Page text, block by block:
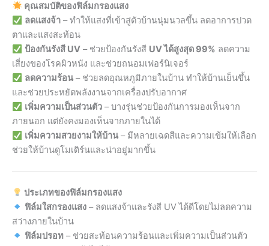
คุณสมบัติของฟิล์มกรองแสง
ลดแสงจ้า– ทำให้แสงที่เข้าสู่ตัวบ้านนุ่มนวลขึ้น ลดอาการปวด
ตาและแสงสะท้อน
ป้องกันรังสี UV– ช่วยป้องกันรังสี UV ได้สูงสุด 99% ลดความ
เสี่ยงของโรคผิวหนัง และช่วยถนอมเฟอร์นิเจอร์
ลดความร้อน– ช่วยลดอุณหภูมิภายในบ้าน ทำให้บ้านเย็นขึ้น
และช่วยประหยัดพลังงานจากเครื่องปรับอากาศ
เพิ่มความเป็นส่วนตัว– บางรุ่นช่วยป้องกันการมองเห็นจาก
ภายนอก แต่ยังคงมองเห็นจากภายในได้
เพิ่มความสวยงามให้บ้าน– มีหลายเฉดสีและความเข้มให้เลือก
ช่วยให้บ้านดูโมเดิร์นและน่าอยู่มากขึ้น
ประเภทของฟิล์มกรองแสง
ฟิล์มใสกรองแสง– ลดแสงจ้าและรังสี UV ได้ดีโดยไม่ลดความ
สว่างภายในบ้าน
ฟิล์มปรอท– ช่วยสะท้อนความร้อนและเพิ่มความเป็นส่วนตัว